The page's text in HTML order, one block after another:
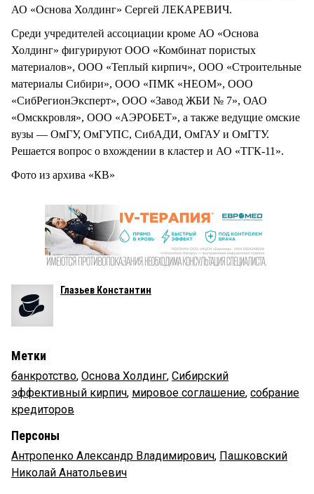
АО «Основа Холдинг» Сергей ЛЕКАРЕВИЧ.
Среди учредителей ассоциации кроме АО «Основа
Холдинг» фигурируют ООО «Комбинат пористых
материалов», ООО «Теплый кирпич», ООО «Строительные
материалы Сибири», ООО «ПМК «НЕОМ», ООО
«СибРегионЭксперт», ООО «Завод ЖБИ № 7», ОАО
«Омсккровля», ООО «АЭРОБЕТ», а также ведущие омские
вузы — ОмГУ, ОмГУПС, СибАДИ, ОмГАУ и ОмГТУ.
Решается вопрос о вхождении в кластер и АО «ТГК-11».
Фото из архива «КВ»
Глазьев Константин
Метки
банкротство, Основа Холдинг, Сибирский
эффективный кирпич, мировое соглашение, собрание
кредиторов
Персоны
Антропенко Александр Владимирович, Пашковский
Николай Анатольевич